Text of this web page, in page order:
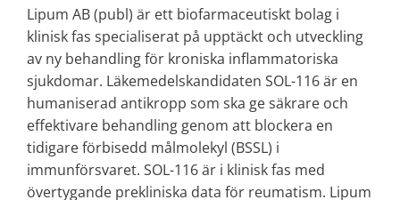
Lipum AB (publ) är ett biofarmaceutiskt bolag i
klinisk fas specialiserat på upptäckt och utveckling
av ny behandling för kroniska inflammatoriska
sjukdomar. Läkemedelskandidaten SOL-116 är en
humaniserad antikropp som ska ge säkrare och
effektivare behandling genom att blockera en
tidigare förbisedd målmolekyl (BSSL) i
immunförsvaret. SOL-116 är i klinisk fas med
övertygande prekliniska data för reumatism. Lipum